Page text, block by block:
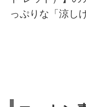
っぷりな「涼し